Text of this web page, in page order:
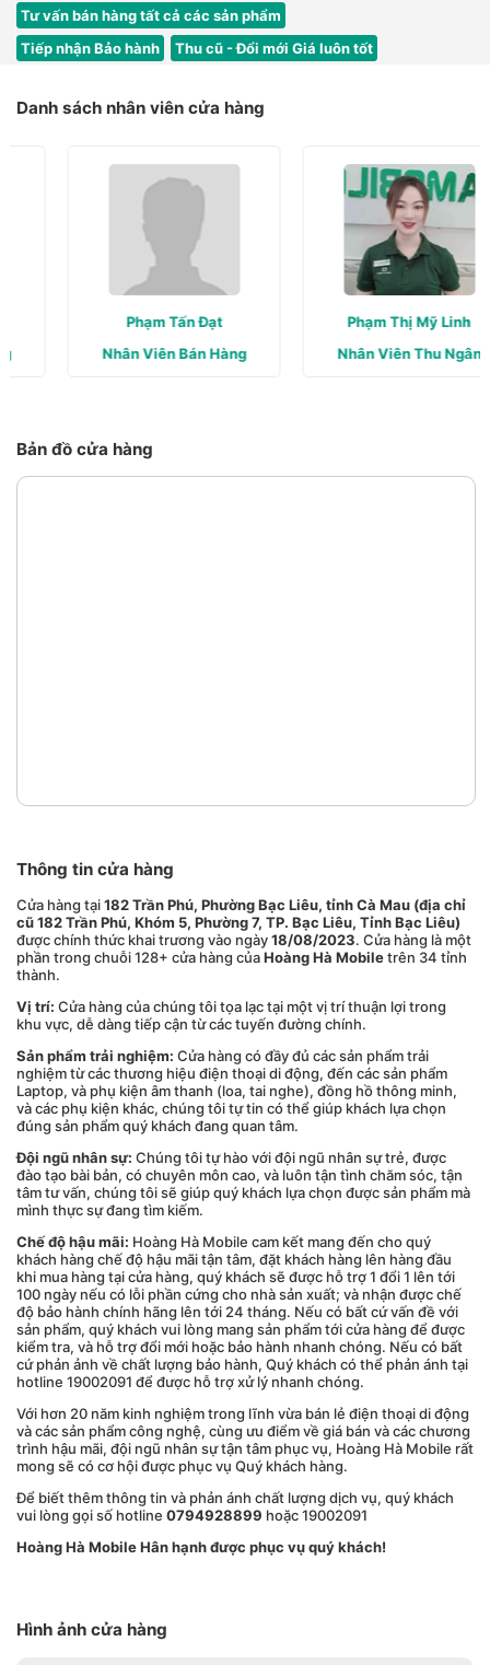
Tư vấn bán hàng tất cả các sản phẩm
Tiếp nhận Bảo hành
Thu cũ - Đổi mới Giá luôn tốt
Danh sách nhân viên cửa hàng
Phạm Tấn Đạt
Nhân Viên Bán Hàng
Phạm Thị Mỹ Linh
Nhân Viên Thu Ngân
Bản đồ cửa hàng
Thông tin cửa hàng
Cửa hàng tại182 Trần Phú, Phường Bạc Liêu, tỉnh Cà Mau (địa chỉ
cũ 182 Trần Phú, Khóm 5, Phường 7, TP. Bạc Liêu, Tỉnh Bạc Liêu)
được chính thức khai trương vào ngày18/08/2023. Cửa hàng là một
phần trong chuỗi 128+ cửa hàng củaHoàng Hà Mobiletrên 34 tỉnh
thành.
Vị trí: Cửa hàng của chúng tôi tọa lạc tại một vị trí thuận lợi trong
khu vực, dễ dàng tiếp cận từ các tuyến đường chính.
Sản phẩm trải nghiệm: Cửa hàng có đầy đủ các sản phẩm trải
nghiệm từ các thương hiệu điện thoại di động, đến các sản phẩm
Laptop, và phụ kiện âm thanh (loa, tai nghe), đồng hồ thông minh,
và các phụ kiện khác, chúng tôi tự tin có thể giúp khách lựa chọn
đúng sản phẩm quý khách đang quan tâm.
Đội ngũ nhân sự: Chúng tôi tự hào với đội ngũ nhân sự trẻ, được
đào tạo bài bản, có chuyên môn cao, và luôn tận tình chăm sóc, tận
tâm tư vấn, chúng tôi sẽ giúp quý khách lựa chọn được sản phẩm mà
mình thực sự đang tìm kiếm.
Chế độ hậu mãi: Hoàng Hà Mobile cam kết mang đến cho quý
khách hàng chế độ hậu mãi tận tâm, đặt khách hàng lên hàng đầu
khi mua hàng tại cửa hàng, quý khách sẽ được hỗ trợ 1 đổi 1 lên tới
100 ngày nếu có lỗi phần cứng cho nhà sản xuất; và nhận được chế
độ bảo hành chính hãng lên tới 24 tháng. Nếu có bất cứ vấn đề với
sản phẩm, quý khách vui lòng mang sản phẩm tới cửa hàng để được
kiểm tra, và hỗ trợ đổi mới hoặc bảo hành nhanh chóng. Nếu có bất
cứ phản ảnh về chất lượng bảo hành, Quý khách có thể phản ánh tại
hotline 19002091 để được hỗ trợ xử lý nhanh chóng.
Với hơn 20 năm kinh nghiệm trong lĩnh vừa bán lẻ điện thoại di động
và các sản phẩm công nghệ, cùng ưu điểm về giá bán và các chương
trình hậu mãi, đội ngũ nhân sự tận tâm phục vụ, Hoàng Hà Mobile rất
mong sẽ có cơ hội được phục vụ Quý khách hàng.
Để biết thêm thông tin và phản ánh chất lượng dịch vụ, quý khách
vui lòng gọi số hotline 0794928899 hoặc 19002091
Hoàng Hà Mobile Hân hạnh được phục vụ quý khách!
Hình ảnh cửa hàng